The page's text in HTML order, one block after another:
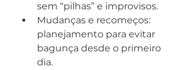
sem “pilhas” e improvisos.
Mudanças e recomeços:
planejamento para evitar
bagunça desde o primeiro
dia.